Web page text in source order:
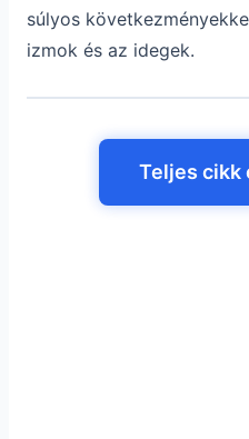
súlyos
izmok és az idegek.
Teljes cikk